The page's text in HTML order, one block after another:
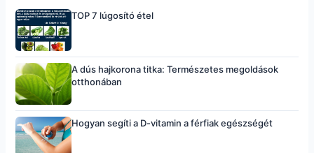
TOP 7 lúgosító étel
A dús hajkorona titka: Természetes megoldások
otthonában
Hogyan segíti a D-vitamin a férfiak egészségét